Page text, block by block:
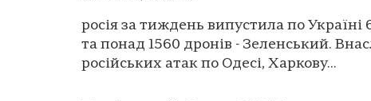
росія за тиждень випустила по Україні
та понад 1560 дронів - Зеленський.
російських атак по Одесі, Харкову...